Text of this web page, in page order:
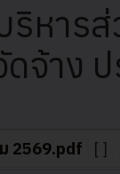
หาร
จ้าง
2569.pdf [ ]